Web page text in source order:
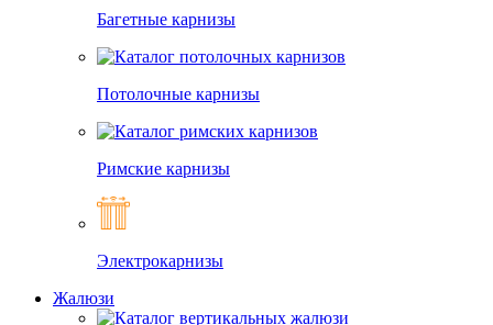
Багетные карнизы
Потолочные карнизы
Римские карнизы
Электрокарнизы
Жалюзи